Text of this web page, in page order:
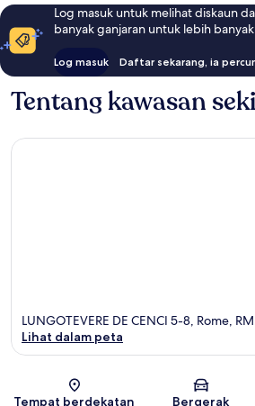
Log masuk untuk melihat diskaun
banyak ganjaran untuk lebih
Log masuk Daftar sekarang, ia
Tentang kawasan
Peta
LUNGOTEVERE DE CENCI 5-8, Rome,
Lihat dalam peta
Tempat berdekatan Bergerak